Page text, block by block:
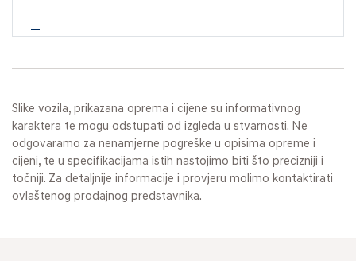
Slike vozila, prikazana oprema i cijene su informativnog
karaktera te mogu odstupati od izgleda u stvarnosti. Ne
odgovaramo za nenamjerne pogreške u opisima opreme i
cijeni, te u specifikacijama istih nastojimo biti što precizniji i
točniji. Za detaljnije informacije i provjeru molimo kontaktirati
ovlaštenog prodajnog predstavnika.